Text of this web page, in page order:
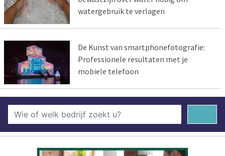
watergebruik te verlagen
De Kunst van smartphonefotografie:
Professionele resultaten met je
mobiele telefoon